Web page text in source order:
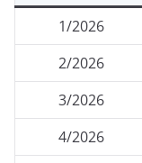
1/2026
2/2026
3/2026
4/2026